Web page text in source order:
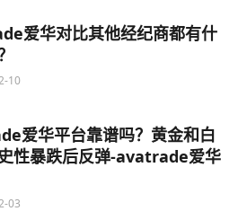
爱华对比其他经纪商都有什
10
爱华平台靠谱吗？黄金和白
性暴跌后反弹-avatrade爱华
03